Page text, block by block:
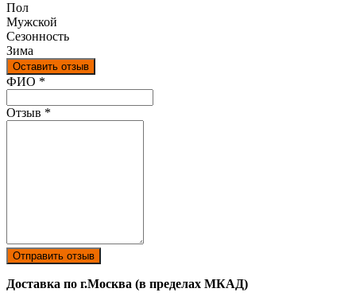
Пол
Мужской
Сезонность
Зима
Оставить отзыв
Ваш отзыв был отправлен!
ФИО *
Отзыв *
Отправить отзыв
Доставка по г.Москва (в пределах МКАД)